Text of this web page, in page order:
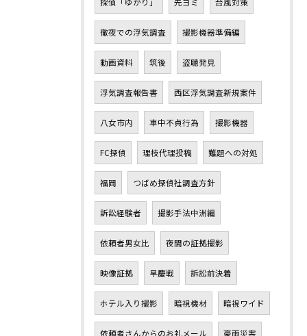
徹夜での浮気調査 撮影機器準備編
動画資料 筑後 盗聴発見
浮気調査報告書 西区浮気調査新規案件
八女市内 車中不貞行為 撮影機器
FC探偵 理枝代理投稿 難題への対処
福岡 つばめ探偵社調査方針
訴訟経験者 撮影手法中洲編
依頼者男女比 夜間の証拠撮影
映像証拠 早慶戦 訴訟前決着
ホテル入り撮影 暗視機材 暗視ワイド
依頼者さんからのお礼メール 豪雨災害